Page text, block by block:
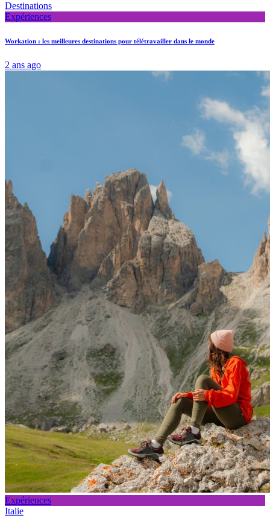
Destinations
Expériences
Workation : les meilleures destinations pour télétravailler dans le monde
2 ans ago
Expériences
Italie